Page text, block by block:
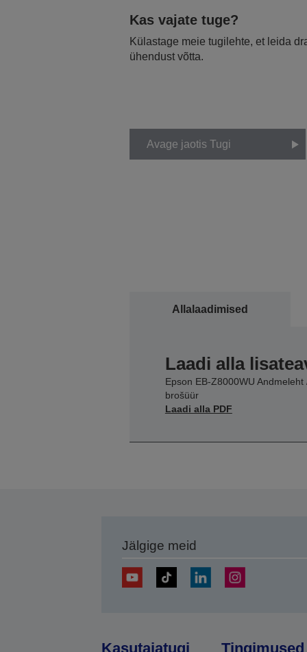
Kas vajate tuge?
Külastage meie tugilehte, et leida
ühendust võtta.
Avage jaotis Tugi
Allalaadimised
Laadi alla
Epson EB-Z8000WU Andmeleht
brošüür
Laadi alla PDF
Jälgige meid
Kasutajatugi Tingimused